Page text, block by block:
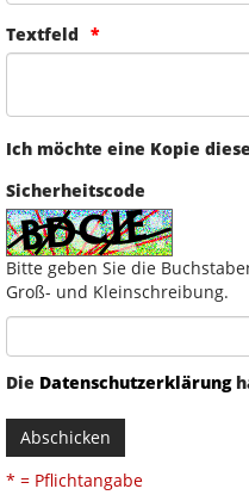
Textfeld
Ich möchte eine Kopie
Sicherheitscode
Bitte geben Sie die
Groß- und Kleinschreibung.
Die Datenschutzerklärung
Abschicken
* = Pflichtangabe